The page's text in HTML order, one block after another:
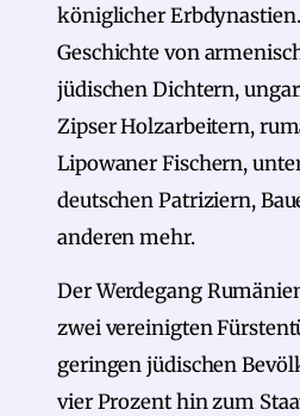
königlicher
Geschichte von
jüdischen Dichtern,
Zipser Holzarbeitern,
Lipowaner Fischern,
deutschen Patriziern,
anderen mehr.
Der Werdegang
zwei vereinigten
geringen jüdischen
vier Prozent hin zum